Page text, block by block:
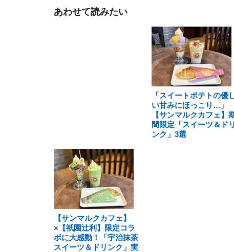
あわせて読みたい
「スイートポテトの優
い甘みにほっこり…」
【サンマルクカフェ】
間限定「スイーツ＆ドリ
ンク」3選
【サンマルクカフェ】
×【祇園辻利】限定コラ
ボに大感動！「宇治抹茶
スイーツ＆ドリンク」実